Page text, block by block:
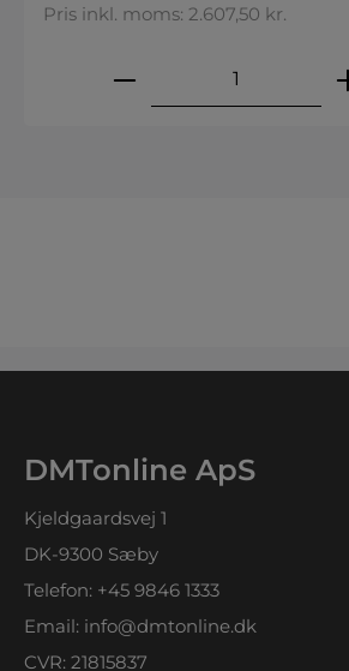
Pris inkl. moms: 2.607,50 kr.
Produktmængde:
DMTonline ApS
Kjeldgaardsvej 1
DK-9300 Sæby
Telefon: +45 9846 1333
Email: info@dmtonline.dk
CVR: 21815837